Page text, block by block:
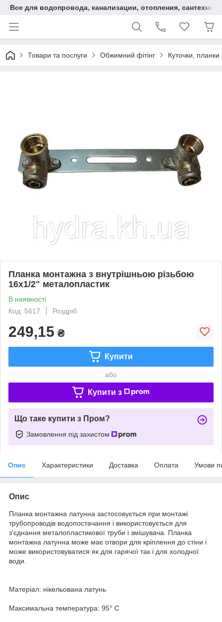
Все для водопровода, канализации, отопления, сантехники
Товари та послуги Обжимний фітінг Куточки, планки
Планка монтажна з внутрішньою різьбою
16х1/2" металопластик
В наявності
Код: 5617
Роздріб
249,15 ₴
Купити
або
Купити з
Що таке купити з Пром?
Замовлення під захистом
Опис Характеристики Доставка Оплата Умови
Опис
Планка монтажна латунна застосовується при монтажі
трубопроводів водопостачання і використовується для
з'єднання металопластикової труби і змішувача. Планка
монтажна латунна може має отвори для кріплення до стіни і
може використовуватися як для гарячої так і для холодної
води.
Матеріал: нікельована латунь
Максимальна температура: 95° C